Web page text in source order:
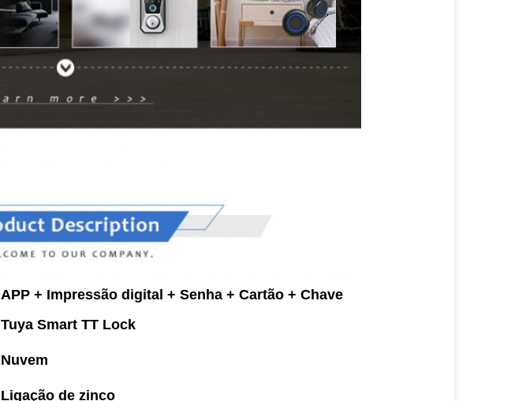
APP + Impressão digital + Senha + Cartão + Chave
Tuya Smart TT Lock
Nuvem
Ligação de zinco